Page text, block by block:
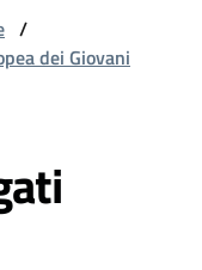
/
dei Giovani